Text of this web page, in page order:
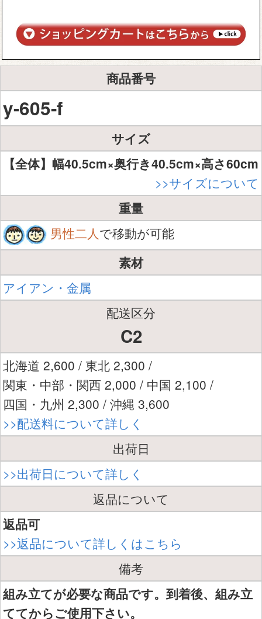
商品番号
y-605-f
サイズ
【全体】幅40.5cm×奥行き40.5cm×高さ60cm
>>サイズについて
重量
男性二人で移動が可能
素材
アイアン・金属
配送区分
C2
北海道 2,600 / 東北 2,300 /
関東・中部・関西 2,000 / 中国 2,100 /
四国・九州 2,300 / 沖縄 3,600
>>配送料について詳しく
出荷日
>>出荷日について詳しく
返品について
返品可
>>返品について詳しくはこちら
備考
組み立てが必要な商品です。到着後、組み立
ててからご使用下さい。